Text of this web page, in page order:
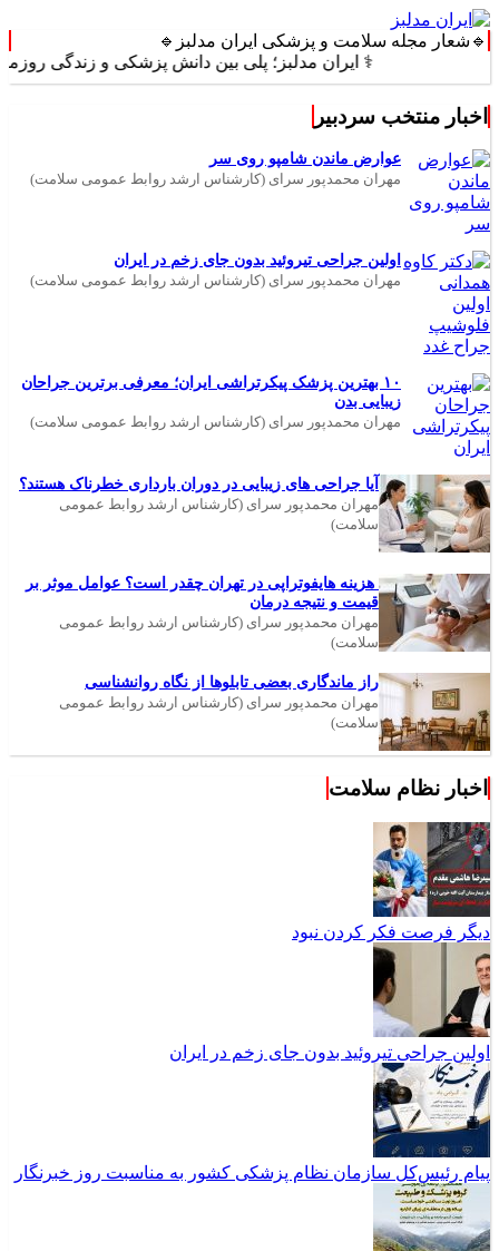
🔹شعار مجله سلامت و پزشکی ایران مدلبز🔹
⚕️ ایران مدلبز؛ پلی بین دانش پزشکی و زندگی روزمره ⚕️
اخبار منتخب سردبیر
عوارض ماندن شامپو روی سر
مهران محمدپور سرای (کارشناس ارشد روابط عمومی سلامت)
اولین جراحی تیروئید بدون جای زخم در ایران
مهران محمدپور سرای (کارشناس ارشد روابط عمومی سلامت)
۱۰ بهترین پزشک پیکرتراشی ایران؛ معرفی برترین جراحان
زیبایی بدن
مهران محمدپور سرای (کارشناس ارشد روابط عمومی سلامت)
آیا جراحی های زیبایی در دوران بارداری خطرناک هستند؟
مهران محمدپور سرای (کارشناس ارشد روابط عمومی
سلامت)
هزینه هایفوتراپی در تهران چقدر است؟ عوامل موثر بر
قیمت و نتیجه درمان
مهران محمدپور سرای (کارشناس ارشد روابط عمومی
سلامت)
راز ماندگاری بعضی تابلوها از نگاه روانشناسی
مهران محمدپور سرای (کارشناس ارشد روابط عمومی
سلامت)
اخبار نظام سلامت
دیگر فرصت فکر کردن نبود
اولین جراحی تیروئید بدون جای زخم در ایران
پیام رئیس‌کل سازمان نظام پزشکی کشور به مناسبت روز خبرنگار